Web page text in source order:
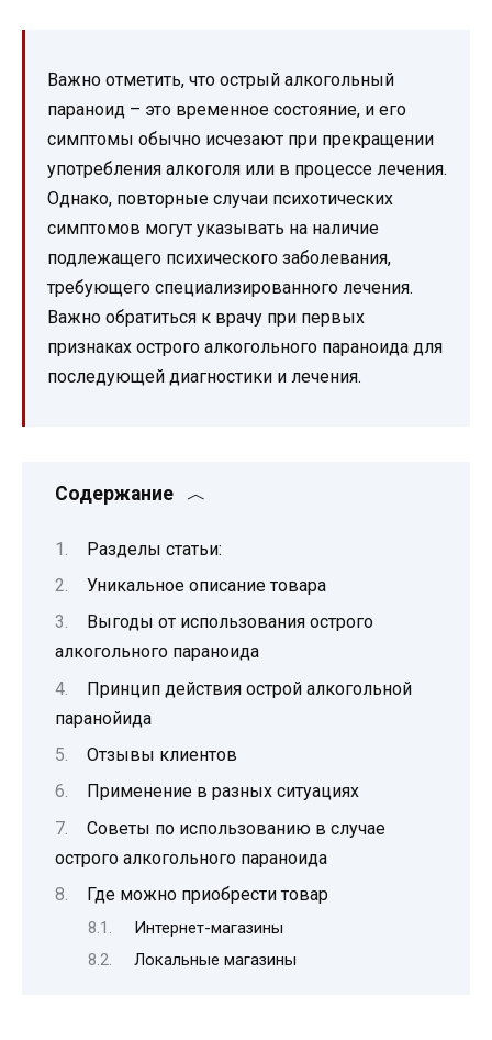
Важно отметить, что острый алкогольный
параноид – это временное состояние, и его
симптомы обычно исчезают при прекращении
употребления алкоголя или в процессе лечения.
Однако, повторные случаи психотических
симптомов могут указывать на наличие
подлежащего психического заболевания,
требующего специализированного лечения.
Важно обратиться к врачу при первых
признаках острого алкогольного параноида для
последующей диагностики и лечения.
Содержание
Разделы статьи:
Уникальное описание товара
Выгоды от использования острого
алкогольного параноида
Принцип действия острой алкогольной
паранойида
Отзывы клиентов
Применение в разных ситуациях
Советы по использованию в случае
острого алкогольного параноида
Где можно приобрести товар
Интернет-магазины
Локальные магазины